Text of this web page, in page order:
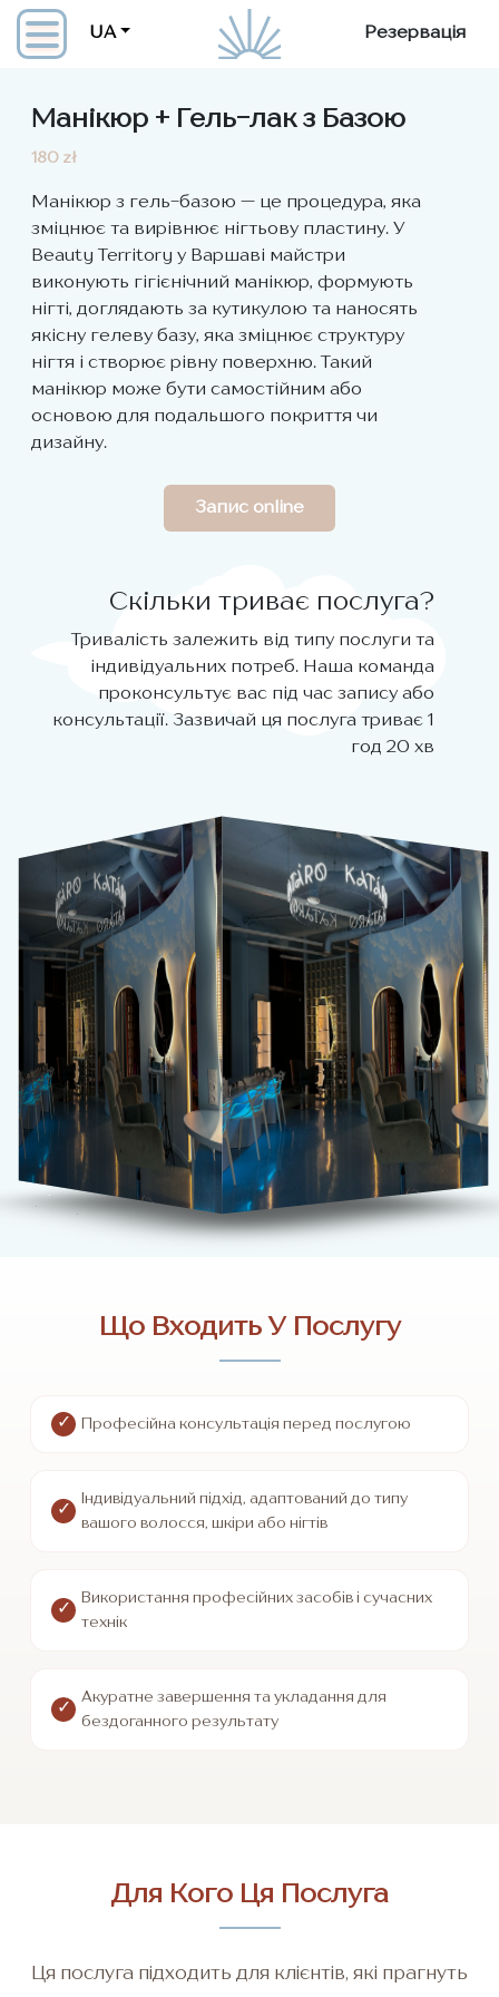
UA Резервація
Манікюр + Гель-лак з Базою
180 zł
Манікюр з гель-базою — це процедура, яка
зміцнює та вирівнює нігтьову пластину. У
Beauty Territory у Варшаві майстри
виконують гігієнічний манікюр, формують
нігті, доглядають за кутикулою та наносять
якісну гелеву базу, яка зміцнює структуру
нігтя і створює рівну поверхню. Такий
манікюр може бути самостійним або
основою для подальшого покриття чи
дизайну.
Запис online
Скільки триває послуга?
Тривалість залежить від типу послуги та
індивідуальних потреб. Наша команда
проконсультує вас під час запису або
консультації. Зазвичай ця послуга триває 1
год 20 хв
Що Входить У Послугу
Професійна консультація перед послугою
Індивідуальний підхід, адаптований до типу
вашого волосся, шкіри або нігтів
Використання професійних засобів і сучасних
технік
Акуратне завершення та укладання для
бездоганного результату
Для Кого Ця Послуга
Ця послуга підходить для клієнтів, які прагнуть